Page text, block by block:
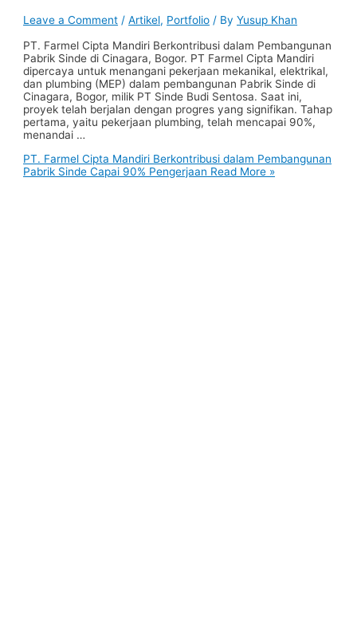
Leave a Comment /Artikel, Portfolio / ByYusup Khan
PT. Farmel Cipta Mandiri Berkontribusi dalam Pembangunan
Pabrik Sinde di Cinagara, Bogor. PT Farmel Cipta Mandiri
dipercaya untuk menangani pekerjaan mekanikal, elektrikal,
dan plumbing (MEP) dalam pembangunan Pabrik Sinde di
Cinagara, Bogor, milik PT Sinde Budi Sentosa. Saat ini,
proyek telah berjalan dengan progres yang signifikan. Tahap
pertama, yaitu pekerjaan plumbing, telah mencapai 90%,
menandai …
PT. Farmel Cipta Mandiri Berkontribusi dalam Pembangunan
Pabrik Sinde Capai 90% Pengerjaan Read More »